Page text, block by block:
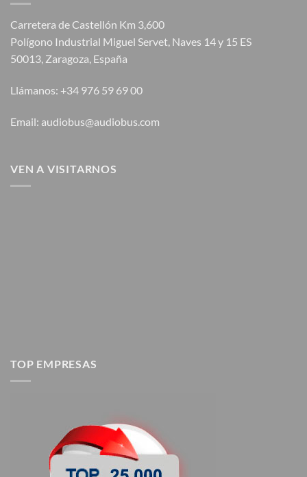
Carretera de Castellón Km 3,600
Polígono Industrial Miguel Servet, Naves 14 y 15 ES
50013, Zaragoza, España
Llámanos: +34 976 59 69 00
Email: audiobus@audiobus.com
VEN A VISITARNOS
TOP EMPRESAS